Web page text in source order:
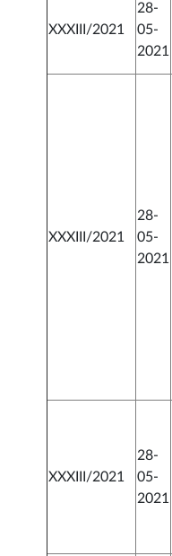
XXXIII/2021
28-
05-
2021
XXXIII/2021
28-
05-
2021
XXXIII/2021
28-
05-
2021